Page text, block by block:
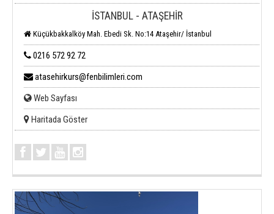
İSTANBUL - ATAŞEHİR
Küçükbakkalköy Mah. Ebedi Sk. No:14 Ataşehir/ İstanbul
0216 572 92 72
atasehirkurs@fenbilimleri.com
Web Sayfası
Haritada Göster